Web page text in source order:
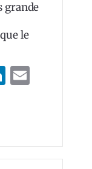
grande
le
LinkedIn